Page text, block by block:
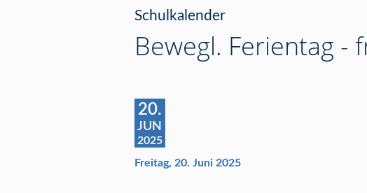
Schulkalender
Bewegl. Ferientag -
20.
JUN
2025
Freitag, 20. Juni 2025